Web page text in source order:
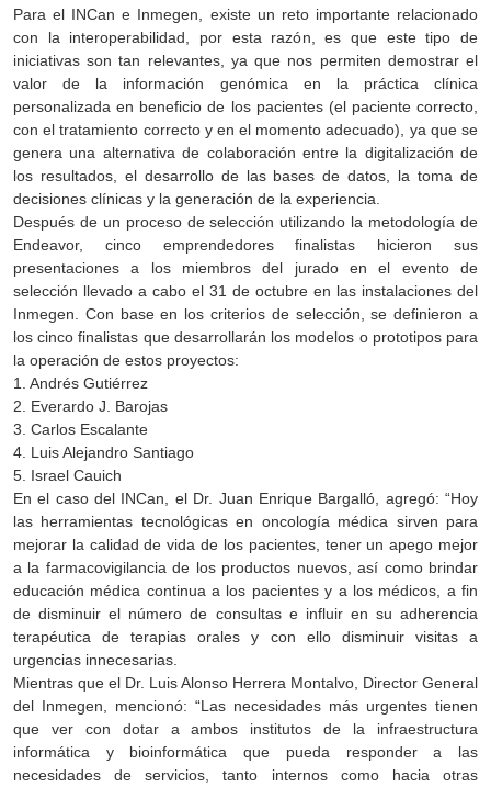
Para el INCan e Inmegen, existe un reto importante relacionado
con la interoperabilidad, por esta razón, es que este tipo de
iniciativas son tan relevantes, ya que nos permiten demostrar el
valor de la información genómica en la práctica clínica
personalizada en beneficio de los pacientes (el paciente correcto,
con el tratamiento correcto y en el momento adecuado), ya que se
genera una alternativa de colaboración entre la digitalización de
los resultados, el desarrollo de las bases de datos, la toma de
decisiones clínicas y la generación de la experiencia.
Después de un proceso de selección utilizando la metodología de
Endeavor, cinco emprendedores finalistas hicieron sus
presentaciones a los miembros del jurado en el evento de
selección llevado a cabo el 31 de octubre en las instalaciones del
Inmegen. Con base en los criterios de selección, se definieron a
los cinco finalistas que desarrollarán los modelos o prototipos para
la operación de estos proyectos:
1. Andrés Gutiérrez
2. Everardo J. Barojas
3. Carlos Escalante
4. Luis Alejandro Santiago
5. Israel Cauich
En el caso del INCan, el Dr. Juan Enrique Bargalló, agregó: “Hoy
las herramientas tecnológicas en oncología médica sirven para
mejorar la calidad de vida de los pacientes, tener un apego mejor
a la farmacovigilancia de los productos nuevos, así como brindar
educación médica continua a los pacientes y a los médicos, a fin
de disminuir el número de consultas e influir en su adherencia
terapéutica de terapias orales y con ello disminuir visitas a
urgencias innecesarias.
Mientras que el Dr. Luis Alonso Herrera Montalvo, Director General
del Inmegen, mencionó: “Las necesidades más urgentes tienen
que ver con dotar a ambos institutos de la infraestructura
informática y bioinformática que pueda responder a las
necesidades de servicios, tanto internos como hacia otras